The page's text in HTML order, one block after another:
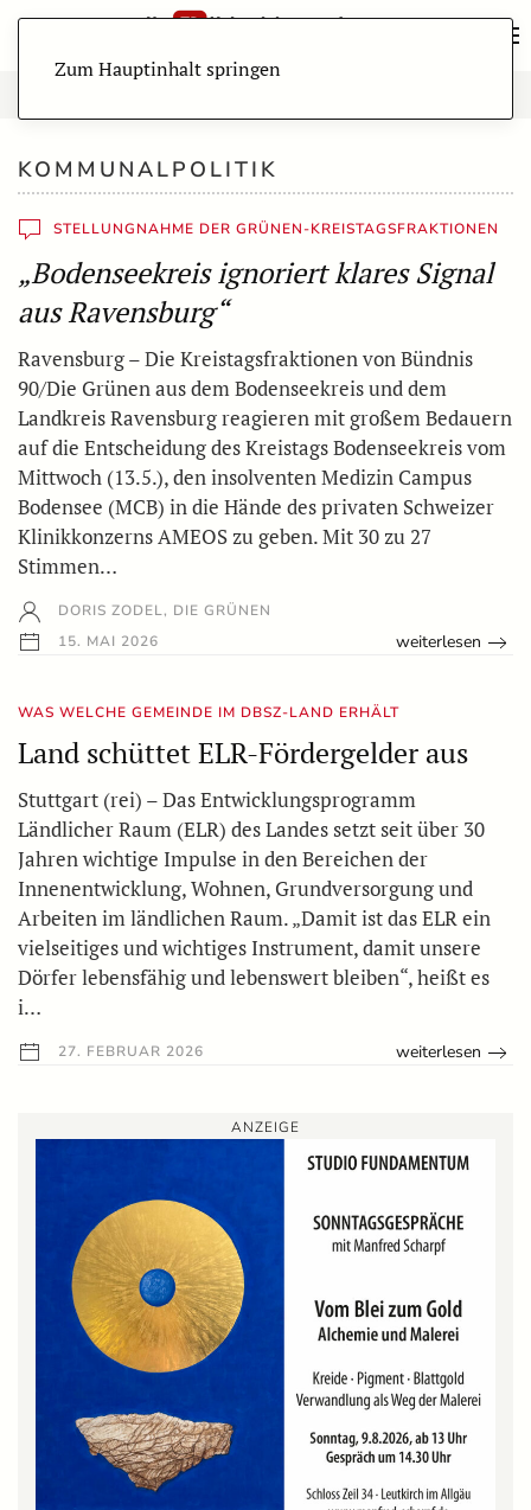
Zum Hauptinhalt springen
KOMMUNALPOLITIK
STELLUNGNAHME DER GRÜNEN-KREISTAGSFRAKTIONEN
„Bodenseekreis ignoriert klares Signal
aus Ravensburg“
Ravensburg – Die Kreistagsfraktionen von Bündnis
90/Die Grünen aus dem Bodenseekreis und dem
Landkreis Ravensburg reagieren mit großem Bedauern
auf die Entscheidung des Kreistags Bodenseekreis vom
Mittwoch (13.5.), den insolventen Medizin Campus
Bodensee (MCB) in die Hände des privaten Schweizer
Klinikkonzerns AMEOS zu geben. Mit 30 zu 27
Stimmen…
DORIS ZODEL, DIE GRÜNEN
15. MAI 2026
weiterlesen
WAS WELCHE GEMEINDE IM DBSZ-LAND ERHÄLT
Land schüttet ELR-Fördergelder aus
Stuttgart (rei) – Das Entwicklungsprogramm
Ländlicher Raum (ELR) des Landes setzt seit über 30
Jahren wichtige Impulse in den Bereichen der
Innenentwicklung, Wohnen, Grundversorgung und
Arbeiten im ländlichen Raum. „Damit ist das ELR ein
vielseitiges und wichtiges Instrument, damit unsere
Dörfer lebensfähig und lebenswert bleiben“, heißt es
i…
27. FEBRUAR 2026 weiterlesen
ANZEIGE